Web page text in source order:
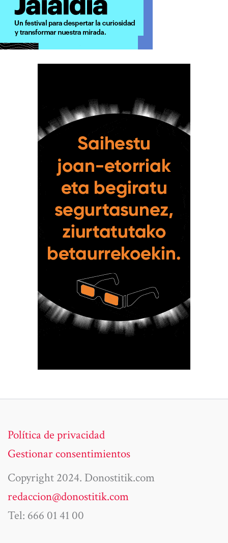
Política de privacidad
Gestionar consentimientos
Copyright 2024. Donostitik.com
redaccion@donostitik.com
Tel: 666 01 41 00